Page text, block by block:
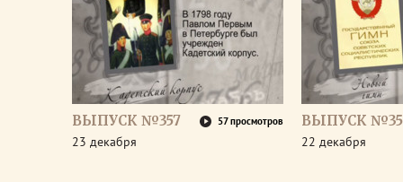
ВЫПУСК №357 57 просмотров
23 декабря
ВЫПУСК
22 декабря